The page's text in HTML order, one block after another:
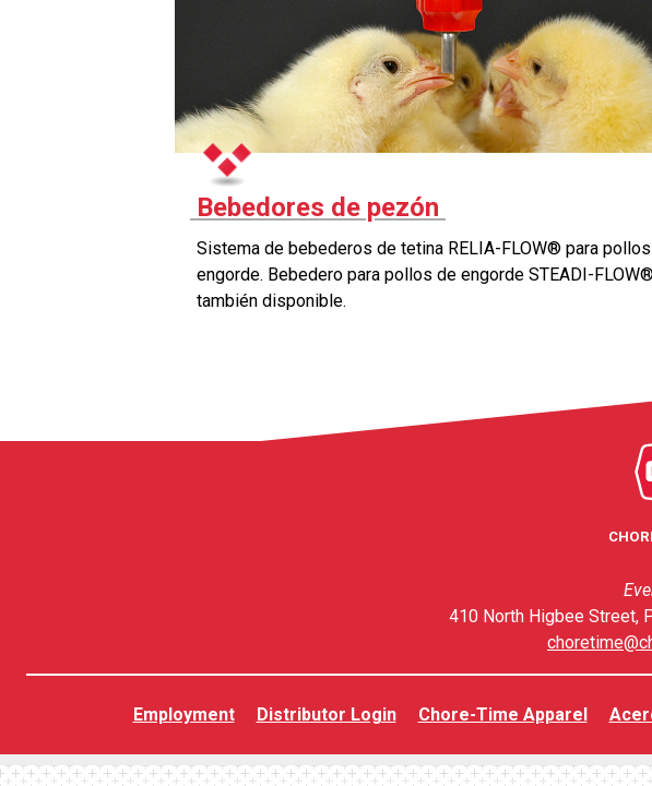
Bebedores de pezón
Sistema de bebederos de tetina RELIA-FLOW® para
engorde. Bebedero para pollos de engorde STEADI-FLOW®
también disponible.
410 North Higbee Street,
Employment Distributor Login Chore-Time Apparel